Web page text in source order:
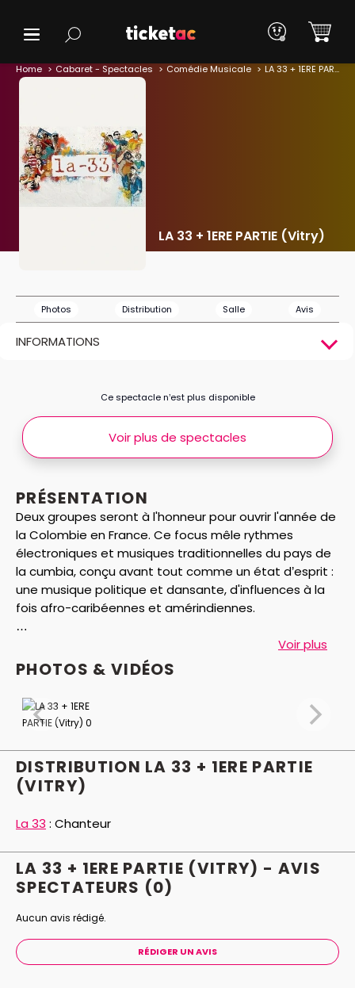
Home Cabaret - Spectacles Comédie Musicale LA 33 + 1ERE PARTIE (Vitry)
LA 33 + 1ERE PARTIE (Vitry)
Photos Distribution Salle Avis
INFORMATIONS
PRÉSENTATION
Deux groupes seront à l'honneur pour ouvrir l'année de
la Colombie en France. Ce focus mêle rythmes
électroniques et musiques traditionnelles du pays de
la cumbia, conçu avant tout comme un état d’esprit :
une musique politique et dansante, d'influences à la
fois afro-caribéennes et amérindiennes.
Groupe colombien de salsa alternative, La 33
(prononcez La treinta y tres) tire son nom de la calle
chanson enregistrée à la blague – une version mambo
deLa panthère rose
de Henry Mancini – qui a allumé
musique est une invitation à la fête et ce n’est pas
pour rien que leurs concerts figurent parmi les plus
spectaculaires de la scène latina.
Photographies ©Fernanda Pineda & Hanz
Voir plus
Ce spectacle n’est plus disponible
Voir plus de spectacles
PHOTOS & VIDÉOS
DISTRIBUTION LA 33 + 1ERE PARTIE
(VITRY)
La 33 : Chanteur
LA 33 + 1ERE PARTIE (VITRY) - AVIS
SPECTATEURS (0)
Aucun avis rédigé.
RÉDIGER UN AVIS